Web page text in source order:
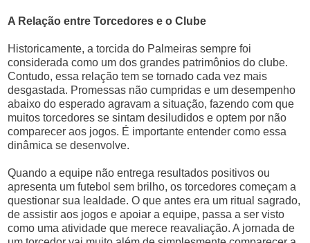
A Relação entre Torcedores e o Clube
Historicamente, a torcida do Palmeiras sempre foi
considerada como um dos grandes patrimônios do clube.
Contudo, essa relação tem se tornado cada vez mais
desgastada. Promessas não cumpridas e um desempenho
abaixo do esperado agravam a situação, fazendo com que
muitos torcedores se sintam desiludidos e optem por não
comparecer aos jogos. É importante entender como essa
dinâmica se desenvolve.
Quando a equipe não entrega resultados positivos ou
apresenta um futebol sem brilho, os torcedores começam a
questionar sua lealdade. O que antes era um ritual sagrado,
de assistir aos jogos e apoiar a equipe, passa a ser visto
como uma atividade que merece reavaliação. A jornada de